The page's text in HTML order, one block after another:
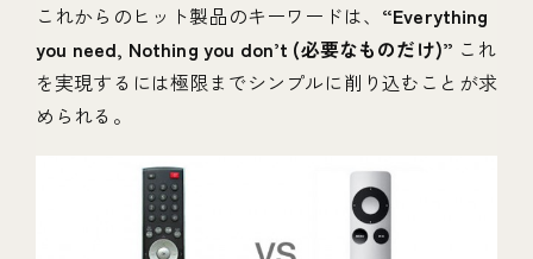
これからのヒット製品のキーワードは、 “Everything
you need, Nothing you don’t (必要なものだけ)” これ
を実現するには極限までシンプルに削り込むことが求
められる。